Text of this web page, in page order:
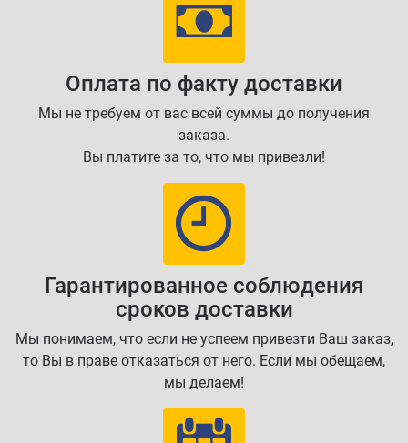
Оплата по факту доставки
Мы не требуем от вас всей суммы до получения
заказа.
Вы платите за то, что мы привезли!
Гарантированное соблюдения
сроков доставки
Мы понимаем, что если не успеем привезти Ваш заказ,
то Вы в праве отказаться от него. Если мы обещаем,
мы делаем!